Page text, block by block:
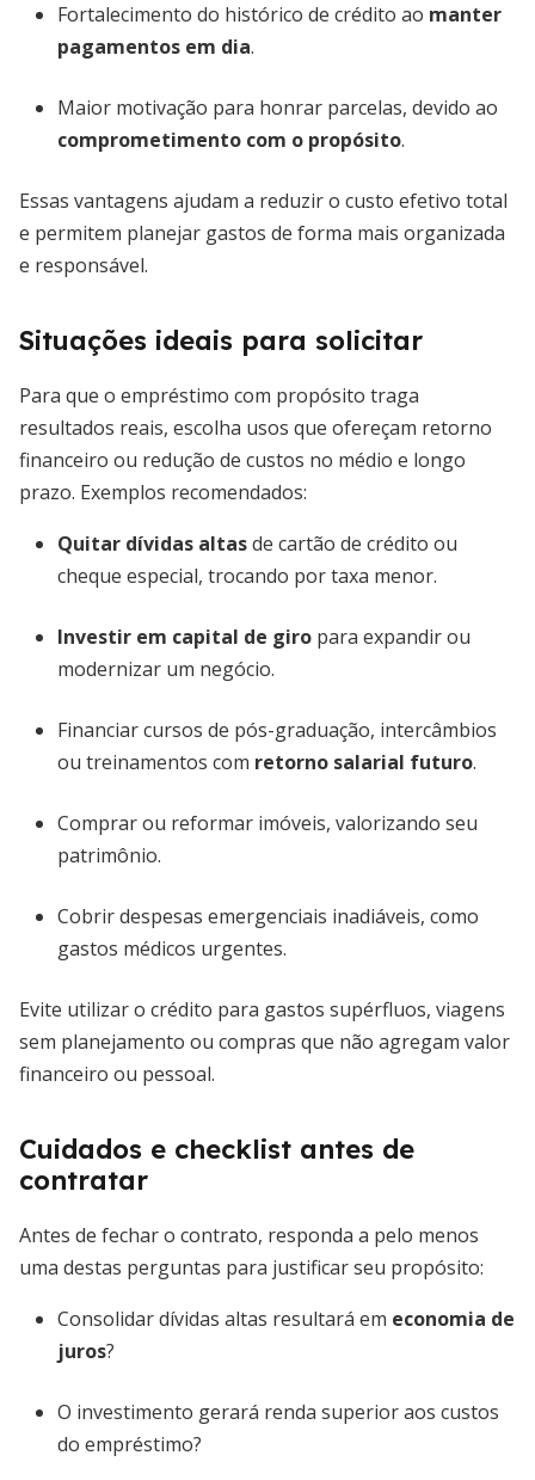
Fortalecimento do histórico de crédito ao manter
pagamentos em dia.
Maior motivação para honrar parcelas, devido ao
comprometimento com o propósito.
Essas vantagens ajudam a reduzir o custo efetivo total
e permitem planejar gastos de forma mais organizada
e responsável.
Situações ideais para solicitar
Para que o empréstimo com propósito traga
resultados reais, escolha usos que ofereçam retorno
financeiro ou redução de custos no médio e longo
prazo. Exemplos recomendados:
Quitar dívidas altasde cartão de crédito ou
cheque especial, trocando por taxa menor.
Investir em capital de giro para expandir ou
modernizar um negócio.
Financiar cursos de pós-graduação, intercâmbios
ou treinamentos com retorno salarial futuro.
Comprar ou reformar imóveis, valorizando seu
patrimônio.
Cobrir despesas emergenciais inadiáveis, como
gastos médicos urgentes.
Evite utilizar o crédito para gastos supérfluos, viagens
sem planejamento ou compras que não agregam valor
financeiro ou pessoal.
Cuidados e checklist antes de
contratar
Antes de fechar o contrato, responda a pelo menos
uma destas perguntas para justificar seu propósito:
Consolidar dívidas altas resultará em economia de
juros?
O investimento gerará renda superior aos custos
do empréstimo?